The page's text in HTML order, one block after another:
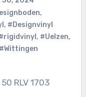
,
, #Designvinyl
, #Uelzen,
#Wittingen
RLV 1703